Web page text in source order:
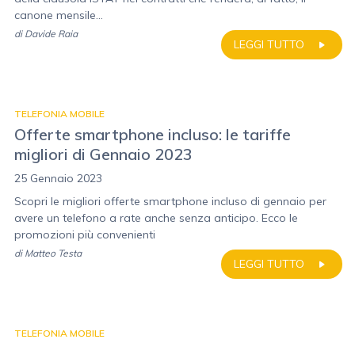
canone mensile...
LEGGI TUTTO
di Davide Raia
TELEFONIA MOBILE
Offerte smartphone incluso: le tariffe
migliori di Gennaio 2023
25 Gennaio 2023
Scopri le migliori offerte smartphone incluso di gennaio per
avere un telefono a rate anche senza anticipo. Ecco le
promozioni più convenienti
LEGGI TUTTO
di Matteo Testa
TELEFONIA MOBILE